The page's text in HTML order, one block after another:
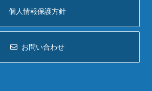
個人情報保護方針
お問い合わせ